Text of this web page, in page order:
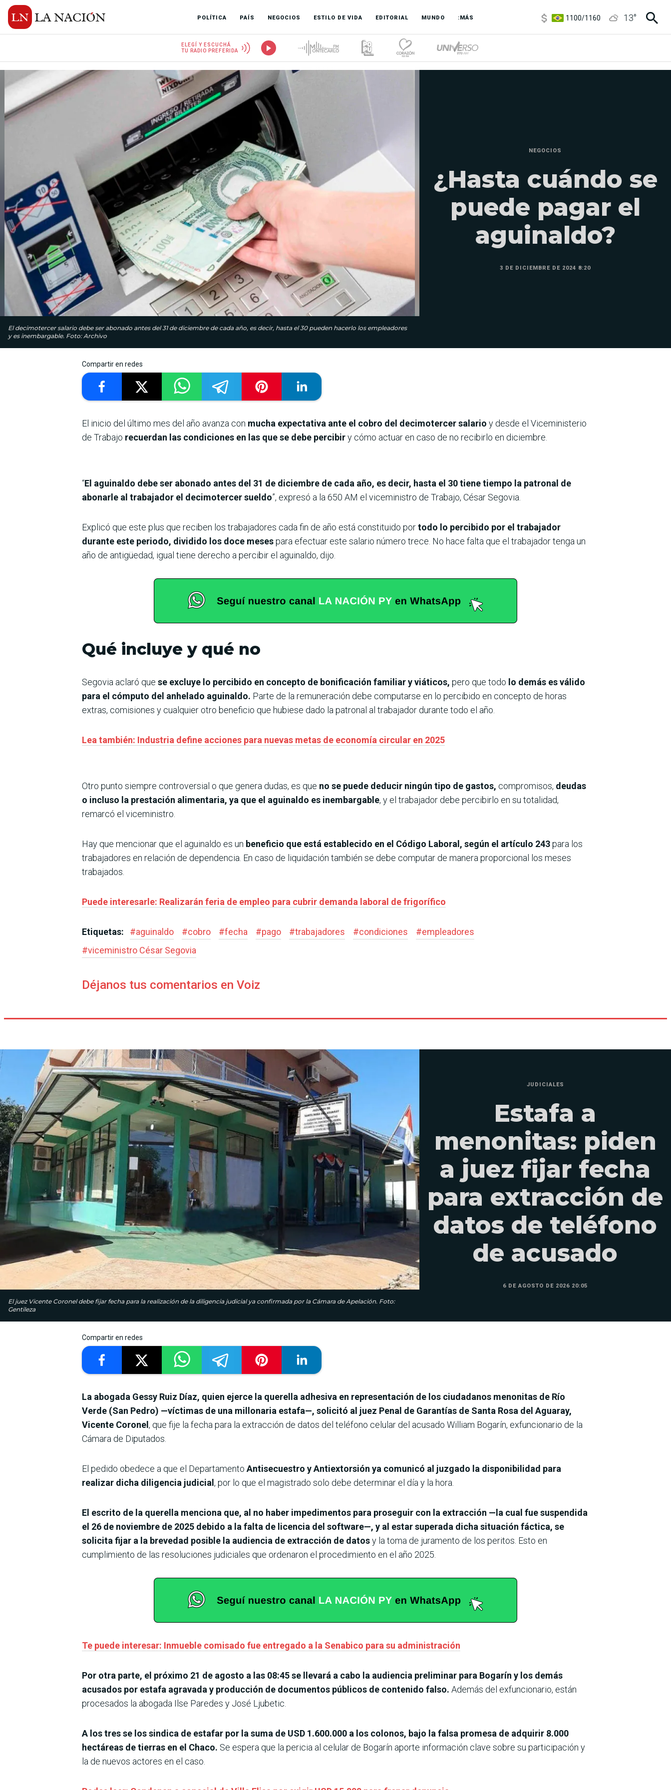
POLÍTICA PAÍS NEGOCIOS ESTILO DE VIDA EDITORIAL MUNDO :MÁS
3,8/4
13°
ELEGÍ Y ESCUCHÁ
TU RADIO PREFERIDA
El decimotercer salario debe ser abonado antes del 31 de diciembre de cada año, es decir, hasta el 30 pueden hacerlo los empleadores
y es inembargable. Foto: Archivo
NEGOCIOS
¿Hasta cuándo se
puede pagar el
aguinaldo?
3 DE DICIEMBRE DE 2024 8:20
Compartir en redes
El inicio del último mes del año avanza con mucha expectativa ante el cobro del decimotercer salario y desde el Viceministerio
de Trabajo recuerdan las condiciones en las que se debe percibiry cómo actuar en caso de no recibirlo en diciembre.
“El aguinaldo debe ser abonado antes del 31 de diciembre de cada año, es decir, hasta el 30 tiene tiempo la patronal de
abonarle al trabajador el decimotercer sueldo”, expresó a la 650 AM el viceministro de Trabajo, César Segovia.
Explicó que este plus que reciben los trabajadores cada fin de año está constituido portodo lo percibido por el trabajador
durante este periodo, dividido los doce mesespara efectuar este salario número trece. No hace falta que el trabajador tenga un
año de antigüedad, igual tiene derecho a percibir el aguinaldo, dijo.
Qué incluye y qué no
Segovia aclaró que se excluye lo percibido en concepto de bonificación familiar y viáticos, pero que todo lo demás es válido
para el cómputo del anhelado aguinaldo. Parte de la remuneración debe computarse en lo percibido en concepto de horas
extras, comisiones y cualquier otro beneficio que hubiese dado la patronal al trabajador durante todo el año.
Lea también: Industria define acciones para nuevas metas de economía circular en 2025
Otro punto siempre controversial o que genera dudas, es que no se puede deducir ningún tipo de gastos, compromisos, deudas
o incluso la prestación alimentaria, ya que el aguinaldo es inembargable, y el trabajador debe percibirlo en su totalidad,
remarcó el viceministro.
Hay que mencionar que el aguinaldo es un beneficio que está establecido en el Código Laboral, según el artículo 243para los
trabajadores en relación de dependencia. En caso de liquidación también se debe computar de manera proporcional los meses
trabajados.
Puede interesarle: Realizarán feria de empleo para cubrir demanda laboral de frigorífico
Etiquetas: #aguinaldo #cobro #fecha #pago #trabajadores #condiciones #empleadores
#viceministro César Segovia
Déjanos tus comentarios en Voiz
El juez Vicente Coronel debe fijar fecha para la realización de la diligencia judicial ya confirmada por la Cámara de Apelación. Foto:
Gentileza
JUDICIALES
Estafa a
menonitas: piden
a juez fijar fecha
para extracción de
datos de teléfono
de acusado
6 DE AGOSTO DE 2026 20:05
Compartir en redes
La abogada Gessy Ruiz Díaz, quien ejerce la querella adhesiva en representación de los ciudadanos menonitas de Río
Verde (San Pedro) —víctimas de una millonaria estafa—, solicitó al juez Penal de Garantías de Santa Rosa del Aguaray,
Vicente Coronel, que fije la fecha para la extracción de datos del teléfono celular del acusado William Bogarín, exfuncionario de la
Cámara de Diputados.
El pedido obedece a que el Departamento Antisecuestro y Antiextorsión ya comunicó al juzgado la disponibilidad para
realizar dicha diligencia judicial, por lo que el magistrado solo debe determinar el día y la hora.
El escrito de la querella menciona que, al no haber impedimentos para proseguir con la extracción —la cual fue suspendida
el 26 de noviembre de 2025 debido a la falta de licencia del software—, y al estar superada dicha situación fáctica, se
solicita fijar a la brevedad posible la audiencia de extracción de datosy la toma de juramento de los peritos. Esto en
cumplimiento de las resoluciones judiciales que ordenaron el procedimiento en el año 2025.
Te puede interesar: Inmueble comisado fue entregado a la Senabico para su administración
Por otra parte, el próximo 21 de agosto a las 08:45 se llevará a cabo la audiencia preliminar para Bogarín y los demás
acusados por estafa agravada y producción de documentos públicos de contenido falso. Además del exfuncionario, están
procesados la abogada Ilse Paredes y José Ljubetic.
A los tres se los sindica de estafar por la suma de USD 1.600.000 a los colonos, bajo la falsa promesa de adquirir 8.000
hectáreas de tierras en el Chaco. Se espera que la pericia al celular de Bogarín aporte información clave sobre su participación y
la de nuevos actores en el caso.